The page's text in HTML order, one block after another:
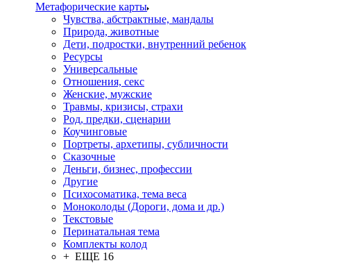
Mетафорические карты
Чувства, абстрактные, мандалы
Природа, животные
Дети, подростки, внутренний ребенок
Ресурсы
Универсальные
Отношения, секс
Женские, мужские
Травмы, кризисы, страхи
Род, предки, сценарии
Коучинговые
Портреты, архетипы, субличности
Сказочные
Деньги, бизнес, профессии
Другие
Психосоматика, тема веса
Моноколоды (Дороги, дома и др.)
Текстовые
Перинатальная тема
Комплекты колод
+ ЕЩЕ 16